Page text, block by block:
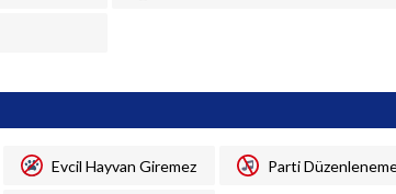
Evcil Hayvan Giremez Parti